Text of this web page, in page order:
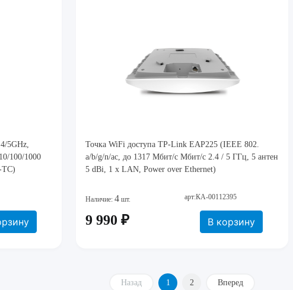
5GHz,
100/1000
TC)
Точка WiFi доступа TP-Link EAP225 (IEEE 802.
a/b/g/n/ac, до 1317 Мбит/с Мбит/с 2.4 / 5 ГГц, 5 антен
5 dBi, 1 x LAN, Power over Ethernet)
Наличие:4 шт. арт:КА-00112395
9 990 ₽ В корзину
Назад 1 2 Вперед